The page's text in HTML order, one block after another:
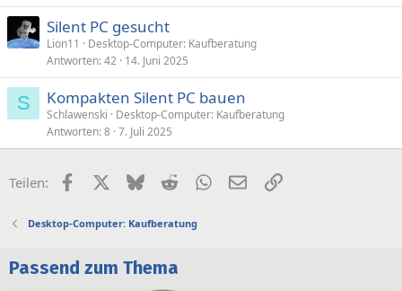
p
Silent PC gesucht
Lion11
Desktop-Computer: Kaufberatung
Antworten 42 14. Juni 2025
S Kompakten Silent PC bauen
Schlawenski
Desktop-Computer: Kaufberatung
Antworten 8 7. Juli 2025
Teilen: FacebookX (Twitter)
BlueskyRedditWhatsApp
E-MailLink
Desktop-Computer: Kaufberatung
Passend zum Thema